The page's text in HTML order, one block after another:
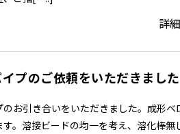
詳
プのご依頼をいただきました
お引き合いをいただきました。成形ベ
す。溶接ビードの均一を考え、溶化棒無